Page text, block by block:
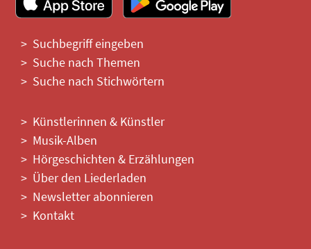
Suchbegriff eingeben
Suche nach Themen
Suche nach Stichwörtern
Künstlerinnen & Künstler
Musik-Alben
Hörgeschichten & Erzählungen
Über den Liederladen
Newsletter abonnieren
Kontakt